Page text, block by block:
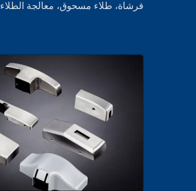
فرشاة، طلاء مسحوق، معالجة الطلاء